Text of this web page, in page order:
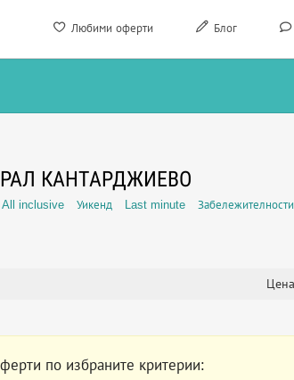
Любими оферти Блог
КАНТАРДЖИЕВО
All inclusive Уикенд Last minute
Цена
по избраните критерии: